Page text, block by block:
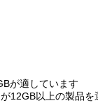
が適しています
以上の製品を